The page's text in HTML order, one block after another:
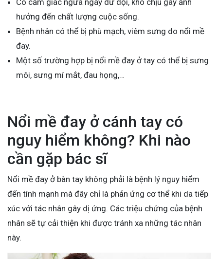
hưởng đến chất lượng cuộc sống.
Bệnh nhân có thể bị phù mạch, viêm sưng do nổi mề
đay.
Một số trường hợp bị nổi mề đay ở tay có thể bị sưng
môi, sưng mí mắt, đau họng,…
Nổi mề đay ở cánh tay có
nguy hiểm không? Khi nào
cần gặp bác sĩ
Nổi mề đay ở bàn tay không phải là bệnh lý nguy hiểm
đến tính mạnh mà đây chỉ là phản ứng cơ thể khi da tiếp
xúc với tác nhân gây dị ứng. Các triệu chứng của bệnh
nhân sẽ tự cải thiện khi được tránh xa những tác nhân
này.